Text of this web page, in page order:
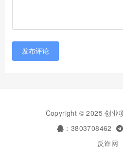
发布评论
Copyright © 2025 创业
：3803708462
反诈网